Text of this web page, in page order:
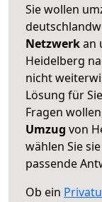
Sie wollen
Netzwerkan
Heidelberg
nicht
Lösung für
Fragen
Umzug von
wählen Sie
passende
Ob ein